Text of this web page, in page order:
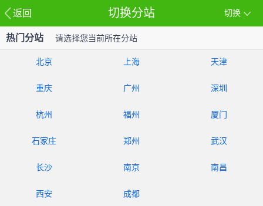
返回 切换
切换分站
热门分站 请选择您当前所在分站
北京 上海 天津
重庆 广州 深圳
杭州 福州 厦门
石家庄 郑州 武汉
长沙 南京 南昌
西安 成都